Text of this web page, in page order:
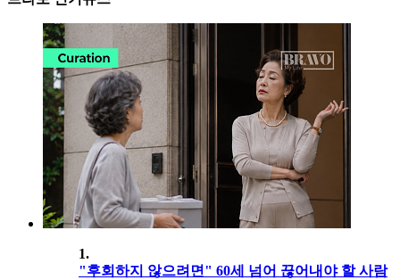
1.
"후회하지 않으려면" 60세 넘어 끊어내야 할 사람